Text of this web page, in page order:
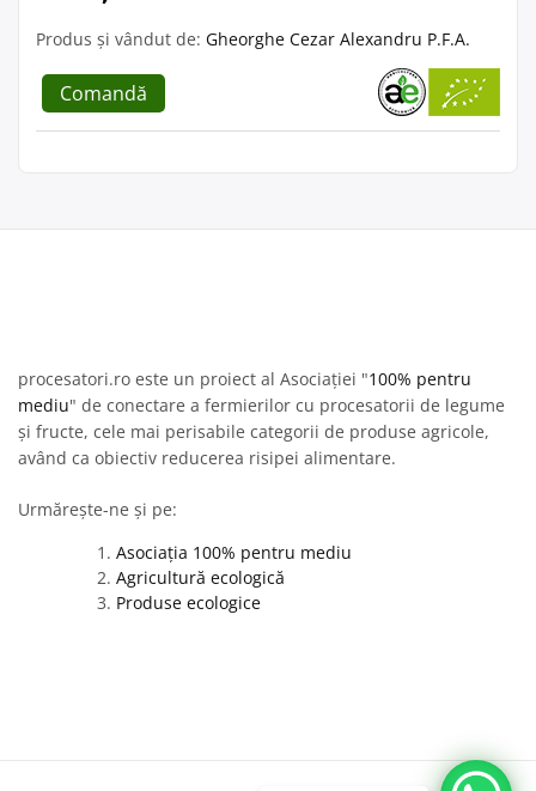
Produs și vândut de: Gheorghe Cezar Alexandru P.F.A.
Comandă
procesatori.ro este un proiect al Asociației "100% pentru
mediu" de conectare a fermierilor cu procesatorii de legume
și fructe, cele mai perisabile categorii de produse agricole,
având ca obiectiv reducerea risipei alimentare.
Urmărește-ne și pe:
Asociația 100% pentru mediu
Agricultură ecologică
Produse ecologice